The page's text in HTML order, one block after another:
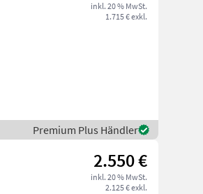
inkl. 20 % MwSt.
1.715 € exkl.
Premium Plus Händler
2.550 €
inkl. 20 % MwSt.
2.125 € exkl.